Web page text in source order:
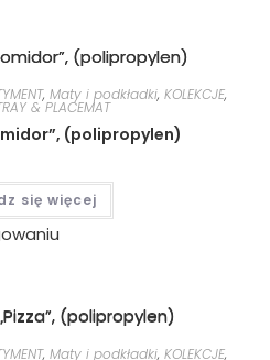
, Maty i podkładki, KOLEKCJE,
& PLACEMAT
(polipropylen)
się więcej
, Maty i podkładki, KOLEKCJE,